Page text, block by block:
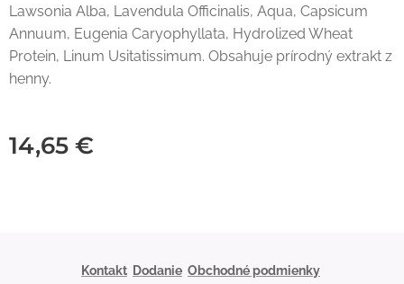
Lawsonia Alba, Lavendula Officinalis, Aqua, Capsicum
Annuum, Eugenia Caryophyllata, Hydrolized Wheat
Protein, Linum Usitatissimum. Obsahuje prírodný extrakt z
henny.
14,65 €
Kontakt Dodanie Obchodné podmienky